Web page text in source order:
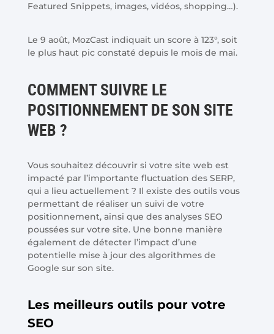
Featured Snippets, images, vidéos, shopping…).
Le 9 août, MozCast indiquait un score à 123°, soit
le plus haut pic constaté depuis le mois de mai.
COMMENT SUIVRE LE
POSITIONNEMENT DE SON SITE
WEB ?
Vous souhaitez découvrir si votre site web est
impacté par l’importante fluctuation des SERP,
qui a lieu actuellement ? Il existe des outils vous
permettant de réaliser un suivi de votre
positionnement, ainsi que des analyses SEO
poussées sur votre site. Une bonne manière
également de détecter l’impact d’une
potentielle mise à jour des algorithmes de
Google sur son site.
Les meilleurs outils pour votre
SEO